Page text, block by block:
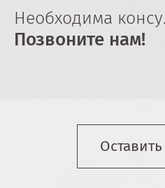
Необходима
Позвоните нам!